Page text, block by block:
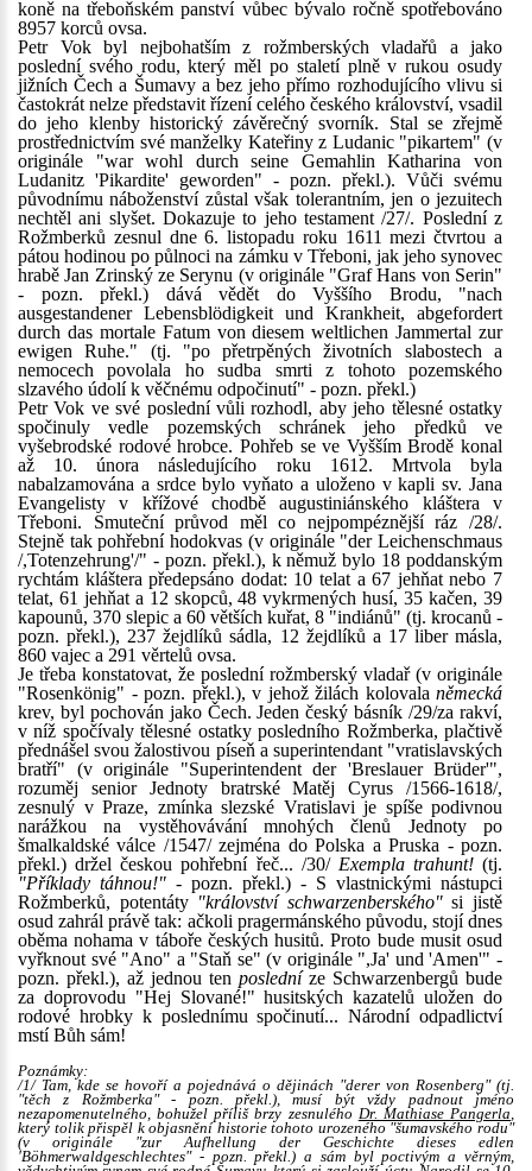
koně na třeboňském panství vůbec bývalo ročně spotřebováno
8957 korců ovsa.
Petr Vok byl nejbohatším z rožmberských vladařů a jako
poslední svého rodu, který měl po staletí plně v rukou osudy
jižních Čech a Šumavy a bez jeho přímo rozhodujícího vlivu si
častokrát nelze představit řízení celého českého království, vsadil
do jeho klenby historický závěrečný svorník. Stal se zřejmě
prostřednictvím své manželky Kateřiny z Ludanic "pikartem" (v
originále "war wohl durch seine Gemahlin Katharina von
Ludanitz 'Pikardite' geworden" - pozn. překl.). Vůči svému
původnímu náboženství zůstal však tolerantním, jen o jezuitech
nechtěl ani slyšet. Dokazuje to jeho testament /27/. Poslední z
Rožmberků zesnul dne 6. listopadu roku 1611 mezi čtvrtou a
pátou hodinou po půlnoci na zámku v Třeboni, jak jeho synovec
hrabě Jan Zrinský ze Serynu (v originále "Graf Hans von Serin"
- pozn. překl.) dává vědět do Vyššího Brodu, "nach
ausgestandener Lebensblödigkeit und Krankheit, abgefordert
durch das mortale Fatum von diesem weltlichen Jammertal zur
ewigen Ruhe." (tj. "po přetrpěných životních slabostech a
nemocech povolala ho sudba smrti z tohoto pozemského
slzavého údolí k věčnému odpočinutí" - pozn. překl.)
Petr Vok ve své poslední vůli rozhodl, aby jeho tělesné ostatky
spočinuly vedle pozemských schránek jeho předků ve
vyšebrodské rodové hrobce. Pohřeb se ve Vyšším Brodě konal
až 10. února následujícího roku 1612. Mrtvola byla
nabalzamována a srdce bylo vyňato a uloženo v kapli sv. Jana
Evangelisty v křížové chodbě augustiniánského kláštera v
Třeboni. Smuteční průvod měl co nejpompéznější ráz /28/.
Stejně tak pohřební hodokvas (v originále "der Leichenschmaus
/,Totenzehrung'/" - pozn. překl.), k němuž bylo 18 poddanským
rychtám kláštera předepsáno dodat: 10 telat a 67 jehňat nebo 7
telat, 61 jehňat a 12 skopců, 48 vykrmených husí, 35 kačen, 39
kapounů, 370 slepic a 60 větších kuřat, 8 "indiánů" (tj. krocanů -
pozn. překl.), 237 žejdlíků sádla, 12 žejdlíků a 17 liber másla,
860 vajec a 291 věrtelů ovsa.
Je třeba konstatovat, že poslední rožmberský vladař (v originále
"Rosenkönig" - pozn. překl.), v jehož žilách kolovala německá
krev, byl pochován jako Čech. Jeden český básník /29/za rakví,
v níž spočívaly tělesné ostatky posledního Rožmberka, plačtivě
přednášel svou žalostivou píseň a superintendant "vratislavských
bratří" (v originále "Superintendent der 'Breslauer Brüder'",
rozuměj senior Jednoty bratrské Matěj Cyrus /1566-1618/,
zesnulý v Praze, zmínka slezské Vratislavi je spíše podivnou
narážkou na vystěhovávání mnohých členů Jednoty po
šmalkaldské válce /1547/ zejména do Polska a Pruska - pozn.
překl.) držel českou pohřební řeč... /30/ Exempla trahunt!(tj.
"Příklady táhnou!" - pozn. překl.) - S vlastnickými nástupci
Rožmberků, potentáty "království schwarzenberského"si jistě
osud zahrál právě tak: ačkoli pragermánského původu, stojí dnes
oběma nohama v táboře českých husitů. Proto bude musit osud
vyřknout své "Ano" a "Staň se" (v originále ",Ja' und 'Amen'" -
pozn. překl.), až jednou ten posledníze Schwarzenbergů bude
za doprovodu "Hej Slované!" husitských kazatelů uložen do
rodové hrobky k poslednímu spočinutí... Národní odpadlictví
mstí Bůh sám!
Poznámky:
/1/ Tam, kde se hovoří a pojednává o dějinách "derer von Rosenberg"(tj.
"těch z Rožmberka"- pozn. překl.), musí být vždy padnout jméno
nezapomenutelného, bohužel příliš brzy zesnulého Dr. Mathiase Pangerla,
který tolik přispěl k objasnění historie tohoto urozeného "šumavského rodu"
(v originále "zur Aufhellung der Geschichte dieses edlen
'Böhmerwaldgeschlechtes" - pozn. překl.) a sám byl poctivým a věrným,